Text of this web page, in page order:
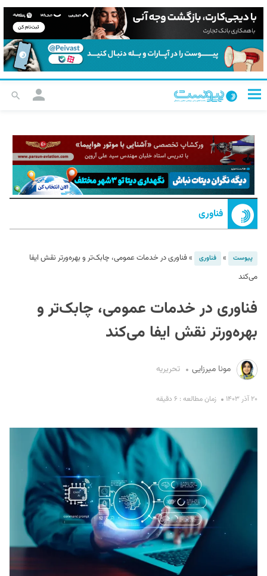
فناوری
پیوست » فناوری »فناوری در خدمات عمومی، چابک‌تر و بهره‌ورتر نقش ایفا
می‌کند
فناوری در خدمات عمومی، چابک‌تر و
بهره‌ورتر نقش ایفا می‌کند
مونا میرزایی تحریریه
۲۰ آذر ۱۴۰۳ زمان مطالعه : ۶ دقیقه